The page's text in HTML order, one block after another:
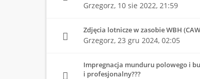
Grzegorz, 10 sie 2022, 21:59
Zdjęcia lotnicze w zasobie WBH
Grzegorz, 23 gru 2024, 02:05
Impregnacja munduru polowego i
i profesjonalny???